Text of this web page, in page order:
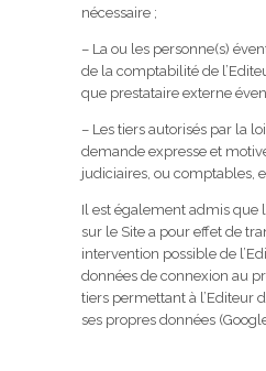
nécessaire ;
– La ou les personne(s)
de la comptabilité de
que prestataire externe
– Les tiers autorisés par la
demande expresse et
judiciaires, ou comptables,
Il est également admis que
sur le Site a pour effet de
intervention possible de
données de connexion au
tiers permettant à l’Editeur
ses propres données